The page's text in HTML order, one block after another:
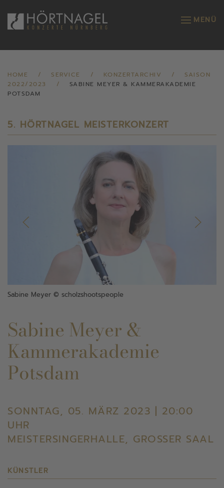
Zum Hauptinhalt springen MENÜ
HOME SERVICE KONZERTARCHIV
SAISON
2022/2023
SABINE MEYER & KAMMERAKADEMIE
POTSDAM
5. HÖRTNAGEL MEISTERKONZERT
Sabine Meyer © scholzshootspeople
Sabine Meyer &
Kammerakademie
Potsdam
SONNTAG, 05. MÄRZ 2023 | 20:00
UHR
MEISTERSINGERHALLE, GROSSER SAAL
KÜNSTLER